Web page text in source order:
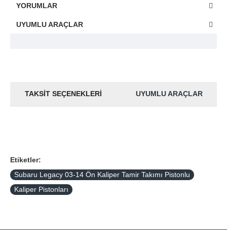
YORUMLAR
UYUMLU ARAÇLAR
TAKSIT SEÇENEKLERI UYUMLU ARAÇLAR
Etiketler:
Subaru Legacy 03-14 Ön Kaliper Tamir Takımı Pistonlu
Kaliper Pistonları